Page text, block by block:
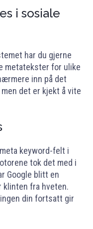
i sosiale
har du gjerne
metatekster for ulike
inn på det
det er kjekt å vite
keyword-felt i
tok det med i
Google blitt en
klinten fra hveten.
din fortsatt gir